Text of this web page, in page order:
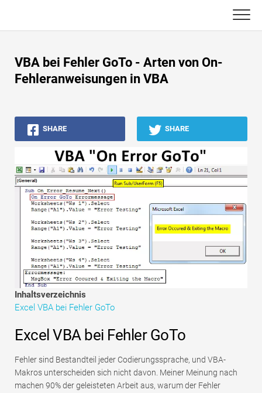
content
Buchhaltungs-Tutorials
Excel, VBA & Power BI
Investment Banking Tutorials
Top Bücher
Ressourcen für die Finanzzertifizierung
Tutorials zur Finanzmodellierung
Vollständige Form
VBA bei Fehler GoTo - Arten von On-
Fehleranweisungen in VBA
SHARE SHARE
Inhaltsverzeichnis
Excel VBA bei Fehler GoTo
Excel VBA bei Fehler GoTo
Fehler sind Bestandteil jeder Codierungssprache, und VBA-
Makros unterscheiden sich nicht davon. Meiner Meinung nach
machen 90% der geleisteten Arbeit aus, warum der Fehler